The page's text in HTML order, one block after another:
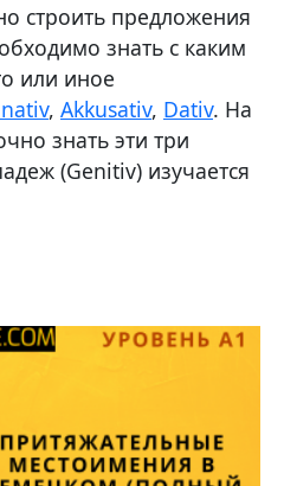
строить предложения
знать с каким
или иное
, Akkusativ, Dativ. На
знать эти три
(Genitiv) изучается